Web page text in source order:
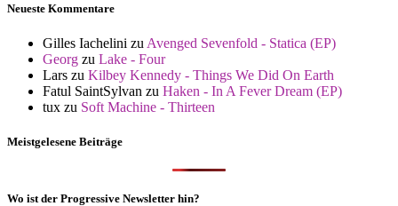
Neueste Kommentare
Gilles Iachelini zu Avenged Sevenfold - Statica (EP)
Georg zu Lake - Four
Lars zu Kilbey Kennedy - Things We Did On Earth
Fatul SaintSylvan zu Haken - In A Fever Dream (EP)
tux zu Soft Machine - Thirteen
Meistgelesene Beiträge
Wo ist der Progressive Newsletter hin?